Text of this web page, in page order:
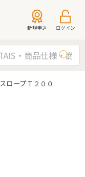
新規申込 ログイン
ロープＴ２００